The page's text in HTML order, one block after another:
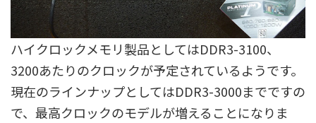
ハイクロックメモリ製品としてはDDR3-3100、
3200あたりのクロックが予定されているようです。
現在のラインナップとしてはDDR3-3000までですの
で、最高クロックのモデルが増えることになりま